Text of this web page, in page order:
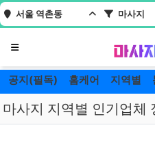
서울 역촌동 마사지
메뉴
공지(필독) 홈케어 지역별
마사지 지역별 인기업체